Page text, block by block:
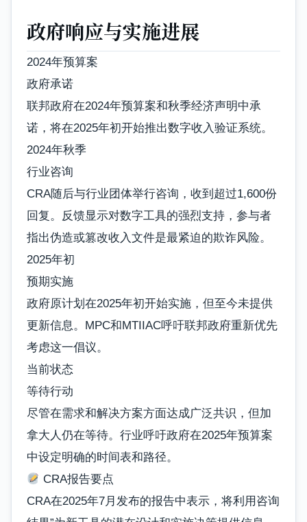
政府响应与实施进展
2024年预算案
政府承诺
联邦政府在2024年预算案和秋季经济声明中承
诺，将在2025年初开始推出数字收入验证系统。
2024年秋季
行业咨询
CRA随后与行业团体举行咨询，收到超过1,600份
回复。反馈显示对数字工具的强烈支持，参与者
指出伪造或篡改收入文件是最紧迫的欺诈风险。
2025年初
预期实施
政府原计划在2025年初开始实施，但至今未提供
更新信息。MPC和MTIIAC呼吁联邦政府重新优先
考虑这一倡议。
当前状态
等待行动
尽管在需求和解决方案方面达成广泛共识，但加
拿大人仍在等待。行业呼吁政府在2025年预算案
中设定明确的时间表和路径。
CRA报告要点
CRA在2025年7月发布的报告中表示，将利用咨询